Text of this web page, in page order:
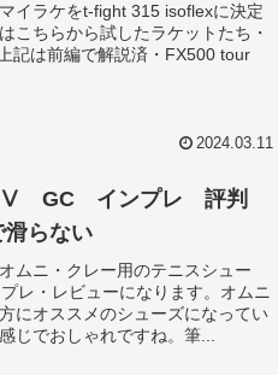
イラケをt-fight 315 isoflexに決定
ちらから試したラケットたち・
記は前編で解説済・FX500 tour
2024.03.11
Ⅴ GC インプレ 評判
らない
ムニ・クレー用のテニスシュー
・レビューになります。オムニ
にオススメのシューズになってい
じでおしゃれですね。筆...